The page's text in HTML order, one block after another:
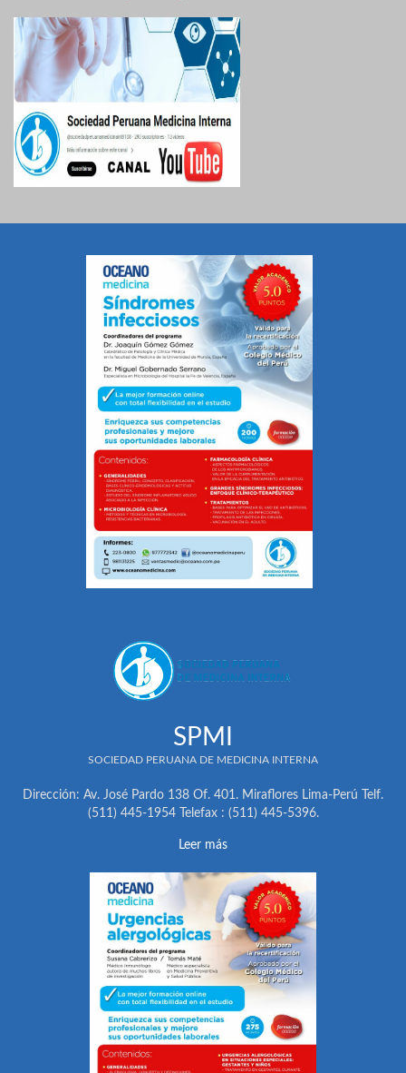
SPMI
SOCIEDAD PERUANA DE MEDICINA INTERNA
Dirección: Av. José Pardo 138 Of. 401. Miraflores Lima-Perú Telf.
(511) 445-1954 Telefax : (511) 445-5396.
Leer más